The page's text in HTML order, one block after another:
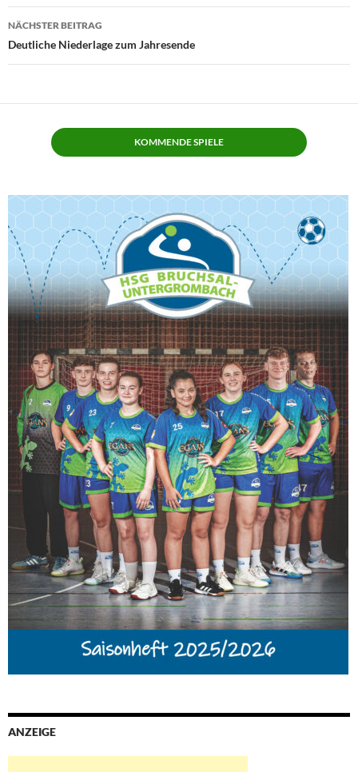
NÄCHSTER BEITRAG
Deutliche Niederlage zum Jahresende
KOMMENDE SPIELE
ANZEIGE